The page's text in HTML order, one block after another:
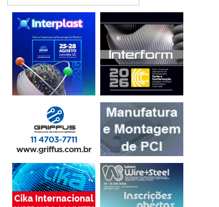
A Jetro, com a analista Tatiana Nagamine, aproveita
também o encontro para apresentar seus programas de
fomento para levar empresas brasileiras ao Japão por
meio do Invest Japan. Já o diretor Kenji Kainuma abordará
aspectos de propriedade intelectual relacionadas às
startups no Japão. “O Brasil é um oásis de oportunidades
para nós, sobretudo pelo longo histórico de
relacionamento econômico e social. Por isso é
fundamental termos bons parceiros no país”, diz o diretor-
presidente da Jetro São Paulo.
De acordo com o estudo Global R&D Funding Forecast, os
gastos com P&D devem crescer 3,6% em todo o mundo em
2019, totalizando US$ 2,3 trilhões. E, segundo o Índice
Global de Inovação (IGI), o Brasil ocupa a 66ª posição entre